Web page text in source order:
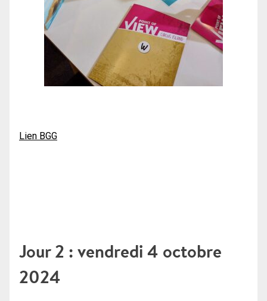
Lien BGG
Jour 2 : vendredi 4 octobre
2024